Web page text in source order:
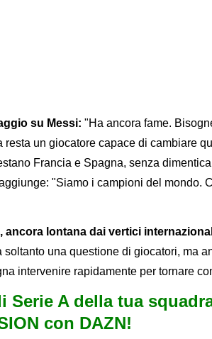
su Messi: "Ha ancora fame.
resta un giocatore capace di cambiare
Francia e Spagna, senza
"Siamo i campioni del mondo.
ancora lontana dai vertici
soltanto una questione di giocatori, ma
intervenire rapidamente per tornare
Serie A della tua
con DAZN!